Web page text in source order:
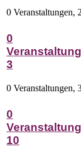
0 Veranstaltungen,
0
3
0 Veranstaltungen,
0
10